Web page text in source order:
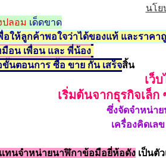
นโย
ลอม เด็ดขาด
อให้ลูกค้าพอใจว่าได้ของแท้ และราคา
มือน เพื่อน และ พี่น้อง
ขั้นตอนการ ซื้อ ขาย กัน เสร็จสิ้น
เว็
เริ่มต้นจากธุรกิจเล็ก
ซึ่งจัดจำหน่า
เครื่องคิดเล
ทนจำหน่ายนาฬิกาข้อมือยี่ห้อดัง เป็นตั